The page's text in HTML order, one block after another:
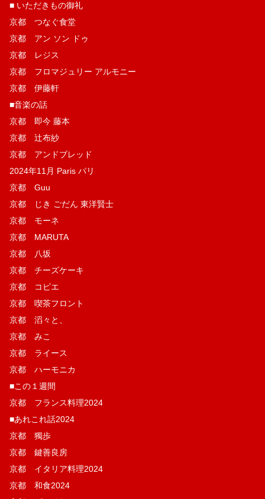
■ いただきもの御礼
京都 つなぐ食堂
京都 アン ソン ドゥ
京都 レジス
京都 フロマジュリー アルモニー
京都 伊藤軒
■音楽の話
京都 即今 藤本
京都 辻布紗
京都 アンドブレッド
2024年11月 Paris パリ
京都 Guu
京都 じき ごだん 東洋賢士
京都 モーネ
京都 MARUTA
京都 八坂
京都 チーズケーキ
京都 コピエ
京都 喫茶フロント
京都 滔々と、
京都 みこ
京都 ライース
京都 ハーモニカ
■この１週間
京都 フランス料理2024
■あれこれ話2024
京都 獨歩
京都 鍵善良房
京都 イタリア料理2024
京都 和食2024